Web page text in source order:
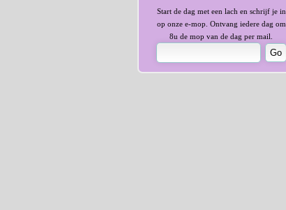
Start de dag met een lach en schrijf je in
op onze e-mop. Ontvang iedere dag om
8u de mop van de dag per mail.